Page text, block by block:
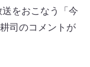
をおこなう「今
司のコメントが